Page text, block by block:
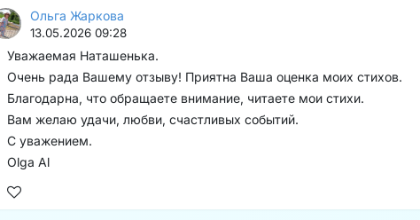
Ольга Жаркова
13.05.2026 09:28
Уважаемая Наташенька.
Очень рада Вашему отзыву! Приятна Ваша оценка моих стихов.
Благодарна, что обращаете внимание, читаете мои стихи.
Вам желаю удачи, любви, счастливых событий.
С уважением.
Olga Al